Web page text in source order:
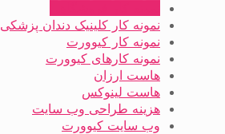
نمونه کار کلینیک دندان پزشکی
نمونه کار کیوورت
نمونه کارهای کیوورت
هاست ارزان
هاست لینوکس
هزینه طراحی وب سایت
وب سایت کیوورت